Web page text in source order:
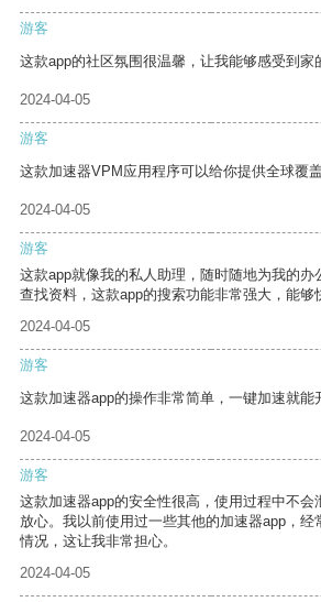
游客
这款app的社区氛围很温馨，让我能够感受到家
2024-04-05
游客
这款加速器VPM应用程序可以给你提供全球覆
2024-04-05
游客
这款app就像我的私人助理，随时随地为我的办
查找资料，这款app的搜索功能非常强大，能够
2024-04-05
游客
这款加速器app的操作非常简单，一键加速就能
2024-04-05
游客
这款加速器app的安全性很高，使用过程中不会
放心。我以前使用过一些其他的加速器app，经
情况，这让我非常担心。
2024-04-05